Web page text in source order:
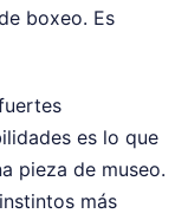
boxeo. Es
es lo que
pieza de museo.
más